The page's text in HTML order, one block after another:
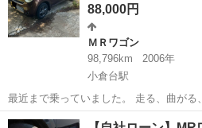
88,000円
ＭＲワゴン
98,796km
2006年
小倉台駅
最近まで乗っていました。 走る、曲がる
ていました。 エアコンのガスの充填をお
千葉 千葉市 小倉台駅 ＭＲワ